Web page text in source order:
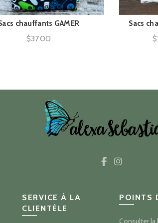
ACHAT RAPIDE
chauffants GAMER
$37.00
Sacs
$
SERVICE À LA
CLIENTÈLE
POINTS
Consulter la